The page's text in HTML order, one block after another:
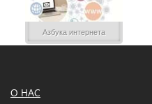
Азбука интернета
О НАС